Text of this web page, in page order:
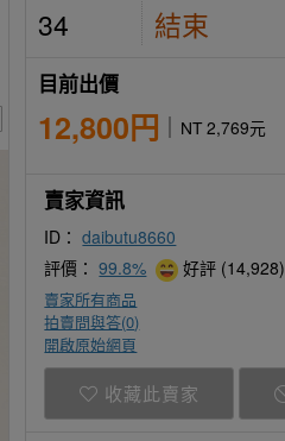
34 結束
目前出價
12,800円 NT 2,769元
賣家資訊
ID：daibutu8660
評價：99.8% 好評 (14,928)
賣家所有商品
拍賣問與答(0)
開啟原始網頁
收藏此賣家